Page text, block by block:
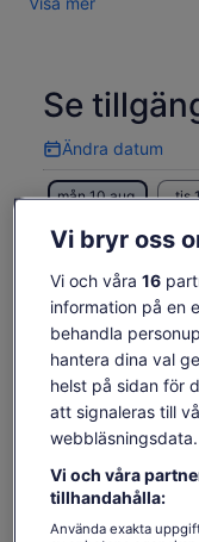
Se
Ändra datum
Ändra
datum
mån 10 aug.
370 kr
tis
Priset
är
370 kr
per
vuxen
370 kr
inklusive skatter och
per vuxen
Innehållet på
Se
Lämna
Vad
inte?
Vi bryr oss
Vi och våra 16
information på en
behandla
hantera dina val
helst på sidan för
att signaleras till
webbläsningsdata.
Vi och våra
tillhandahålla:
Använda exakta